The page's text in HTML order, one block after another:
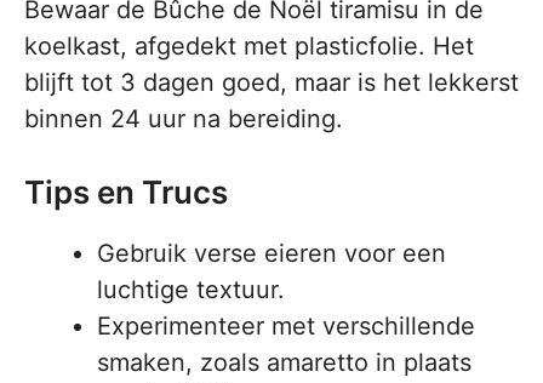
Bewaar de Bûche de Noël tiramisu in de
koelkast, afgedekt met plasticfolie. Het
blijft tot 3 dagen goed, maar is het lekkerst
binnen 24 uur na bereiding.
Tips en Trucs
Gebruik verse eieren voor een
luchtige textuur.
Experimenteer met verschillende
smaken, zoals amaretto in plaats